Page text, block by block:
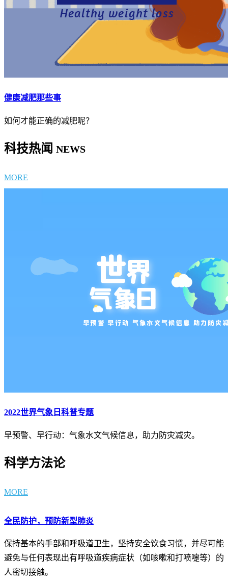
健康减肥那些事
如何才能正确的减肥呢？
科技热闻 NEWS
MORE
2022世界气象日科普专题
早预警、早行动：气象水文气候信息，助力防灾减灾。
科学方法论
MORE
全民防护，预防新型肺炎
保持基本的手部和呼吸道卫生，坚持安全饮食习惯，并尽可能
避免与任何表现出有呼吸道疾病症状（如咳嗽和打喷嚏等）的
人密切接触。